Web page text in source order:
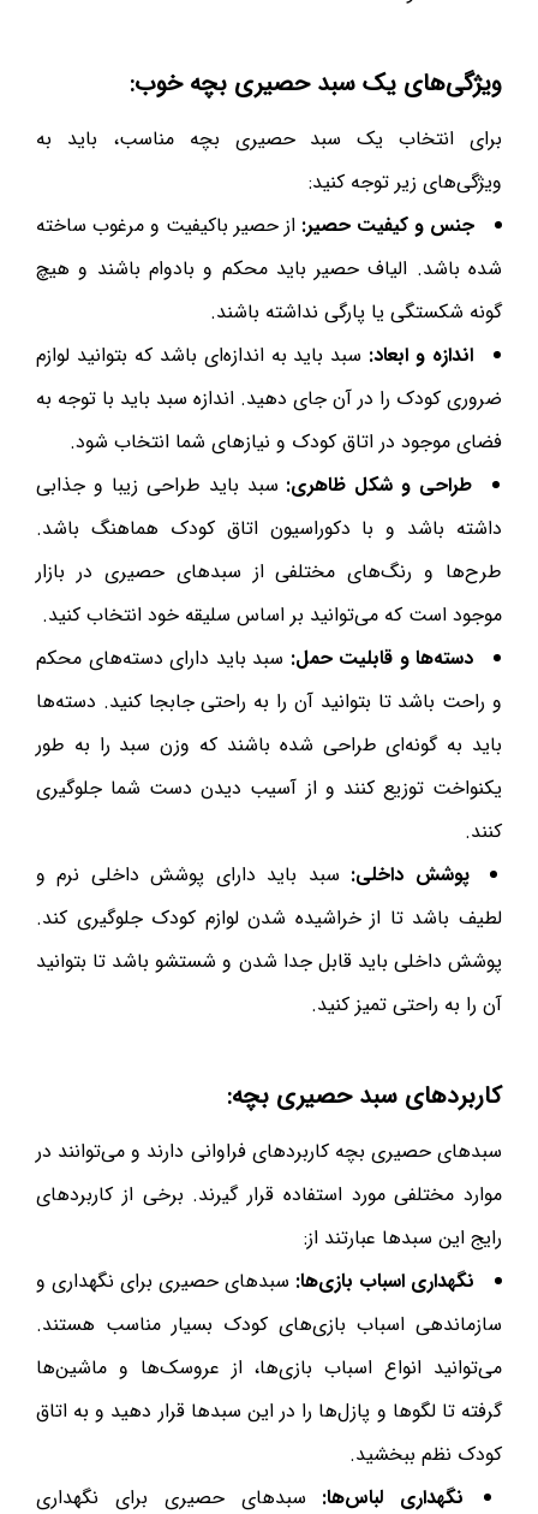
ویژگی‌های یک سبد حصیری بچه خوب:
برای انتخاب یک سبد حصیری بچه مناسب، باید به
ویژگی‌های زیر توجه کنید:
جنس و کیفیت حصیر: از حصیر باکیفیت و مرغوب ساخته
شده باشد. الیاف حصیر باید محکم و بادوام باشند و هیچ
گونه شکستگی یا پارگی نداشته باشند.
اندازه و ابعاد: سبد باید به اندازه‌ای باشد که بتوانید لوازم
ضروری کودک را در آن جای دهید. اندازه سبد باید با توجه به
فضای موجود در اتاق کودک و نیازهای شما انتخاب شود.
طراحی و شکل ظاهری: سبد باید طراحی زیبا و جذابی
داشته باشد و با دکوراسیون اتاق کودک هماهنگ باشد.
طرح‌ها و رنگ‌های مختلفی از سبدهای حصیری در بازار
موجود است که می‌توانید بر اساس سلیقه خود انتخاب کنید.
دسته‌ها و قابلیت حمل: سبد باید دارای دسته‌های محکم
و راحت باشد تا بتوانید آن را به راحتی جابجا کنید. دسته‌ها
باید به گونه‌ای طراحی شده باشند که وزن سبد را به طور
یکنواخت توزیع کنند و از آسیب دیدن دست شما جلوگیری
کنند.
پوشش داخلی: سبد باید دارای پوشش داخلی نرم و
لطیف باشد تا از خراشیده شدن لوازم کودک جلوگیری کند.
پوشش داخلی باید قابل جدا شدن و شستشو باشد تا بتوانید
آن را به راحتی تمیز کنید.
کاربردهای سبد حصیری بچه:
سبدهای حصیری بچه کاربردهای فراوانی دارند و می‌توانند در
موارد مختلفی مورد استفاده قرار گیرند. برخی از کاربردهای
رایج این سبدها عبارتند از:
نگهداری اسباب بازی‌ها: سبدهای حصیری برای نگهداری و
سازماندهی اسباب بازی‌های کودک بسیار مناسب هستند.
می‌توانید انواع اسباب بازی‌ها، از عروسک‌ها و ماشین‌ها
گرفته تا لگوها و پازل‌ها را در این سبدها قرار دهید و به اتاق
کودک نظم ببخشید.
نگهداری لباس‌ها: سبدهای حصیری برای نگهداری